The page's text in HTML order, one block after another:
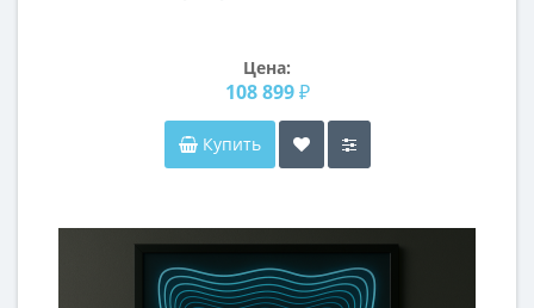
Цена:
108 899 ₽
Купить